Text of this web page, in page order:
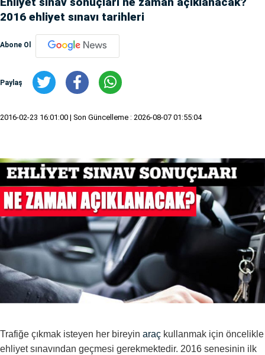
2016 ehliyet sınavı tarihleri
Abone Ol
Paylaş
2016-02-23 16:01:00 | Son Güncelleme : 2026-08-07 01:55:04
Trafiğe çıkmak isteyen her bireyin araç kullanmak için öncelikle
ehliyet sınavından geçmesi gerekmektedir. 2016 senesinin ilk